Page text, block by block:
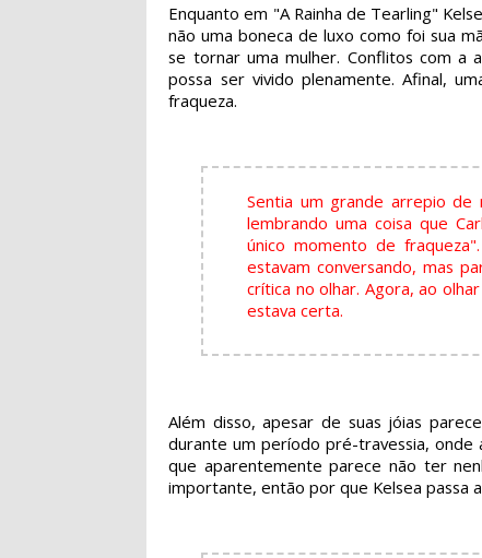
Enquanto em "A Rainha de Tearling"
não uma boneca de luxo como foi sua
se tornar uma mulher. Conflitos com a
possa ser vivido plenamente. Afinal,
fraqueza.
Sentia um grande arrepio
lembrando uma coisa que
único momento de
estavam conversando, mas
crítica no olhar. Agora, ao
estava certa.
Além disso, apesar de suas jóias
durante um período pré-travessia, onde
que aparentemente parece não ter
importante, então por que Kelsea passa